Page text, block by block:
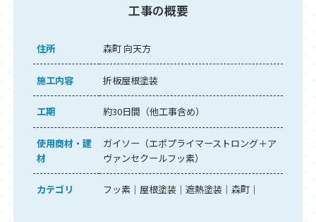
工事の概要
住所 森町 向天方
施工内容 折板屋根塗装
工期 約30日間（他工事含め）
使用商材・建
材
ガイソー（エポプライマーストロング＋ア
ヴァンセクールフッ素）
カテゴリ フッ素 屋根塗装 遮熱塗装 森町